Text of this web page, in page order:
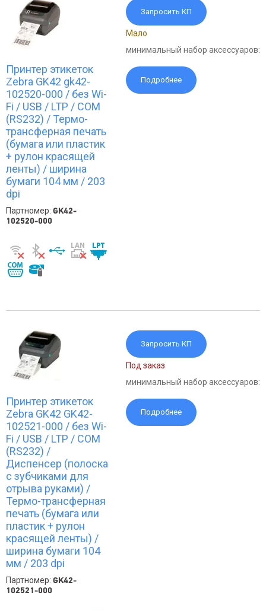
Запросить КП
Мало
минимальный набор аксессуаров:
Подробнее
Принтер этикеток
Zebra GK42 gk42-
102520-000 / без Wi-
Fi / USB / LTP / COM
(RS232) / Термо-
трансферная печать
(бумага или пластик
+ рулон красящей
ленты) / ширина
бумаги 104 мм / 203
dpi
Партномер: GK42-
102520-000
Запросить КП
Под заказ
минимальный набор аксессуаров:
Подробнее
Принтер этикеток
Zebra GK42 GK42-
102521-000 / без Wi-
Fi / USB / LTP / COM
(RS232) /
Диспенсер (полоска
с зубчиками для
отрыва руками) /
Термо-трансферная
печать (бумага или
пластик + рулон
красящей ленты) /
ширина бумаги 104
мм / 203 dpi
Партномер: GK42-
102521-000